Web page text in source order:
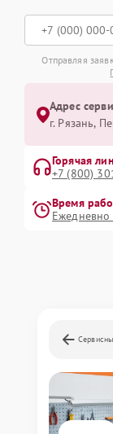
Отправляя
Адрес
г. Рязань,
Горячая
+7 (800)
Время